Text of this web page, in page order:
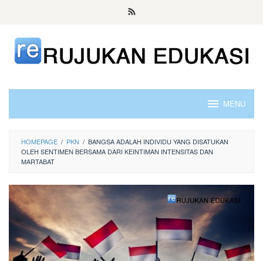
content
MENU
HOMEPAGE / PKN / BANGSA ADALAH INDIVIDU YANG DISATUKAN
OLEH SENTIMEN BERSAMA DARI KEINTIMAN INTENSITAS DAN
MARTABAT